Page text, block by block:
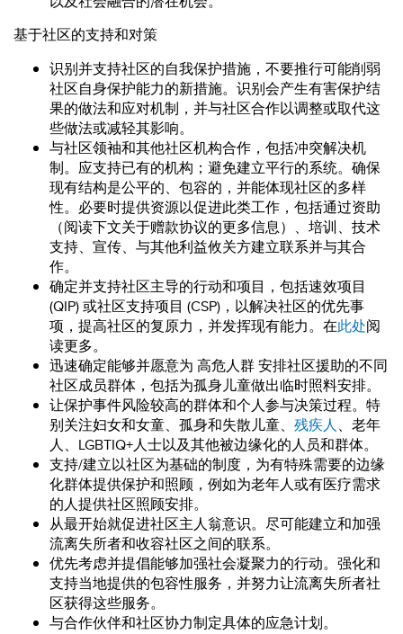
基于社区的支持和对策
识别并支持社区的自我保护措施，不要推行可能削弱
社区自身保护能力的新措施。识别会产生有害保护结
果的做法和应对机制，并与社区合作以调整或取代这
些做法或减轻其影响。
与社区领袖和其他社区机构合作，包括冲突解决机
制。应支持已有的机构；避免建立平行的系统。确保
现有结构是公平的、包容的，并能体现社区的多样
性。必要时提供资源以促进此类工作，包括通过资助
（阅读下文关于赠款协议的更多信息）、培训、技术
支持、宣传、与其他利益攸关方建立联系并与其合
作。
确定并支持社区主导的行动和项目，包括速效项目
(QIP) 或社区支持项目 (CSP)，以解决社区的优先事
项，提高社区的复原力，并发挥现有能力。在此处阅
读更多。
迅速确定能够并愿意为 高危人群 安排社区援助的不同
社区成员群体，包括为孤身儿童做出临时照料安排。
让保护事件风险较高的群体和个人参与决策过程。特
别关注妇女和女童、孤身和失散儿童、 残疾人、老年
人、LGBTIQ+人士以及其他被边缘化的人员和群体。
支持/建立以社区为基础的制度，为有特殊需要的边缘
化群体提供保护和照顾，例如为老年人或有医疗需求
的人提供社区照顾安排。
从最开始就促进社区主人翁意识。尽可能建立和加强
流离失所者和收容社区之间的联系。
优先考虑并提倡能够加强社会凝聚力的行动。强化和
支持当地提供的包容性服务，并努力让流离失所者社
区获得这些服务。
与合作伙伴和社区协力制定具体的应急计划。